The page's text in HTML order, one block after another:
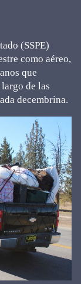
(SSPE)
como aéreo,
que
de las
decembrina.